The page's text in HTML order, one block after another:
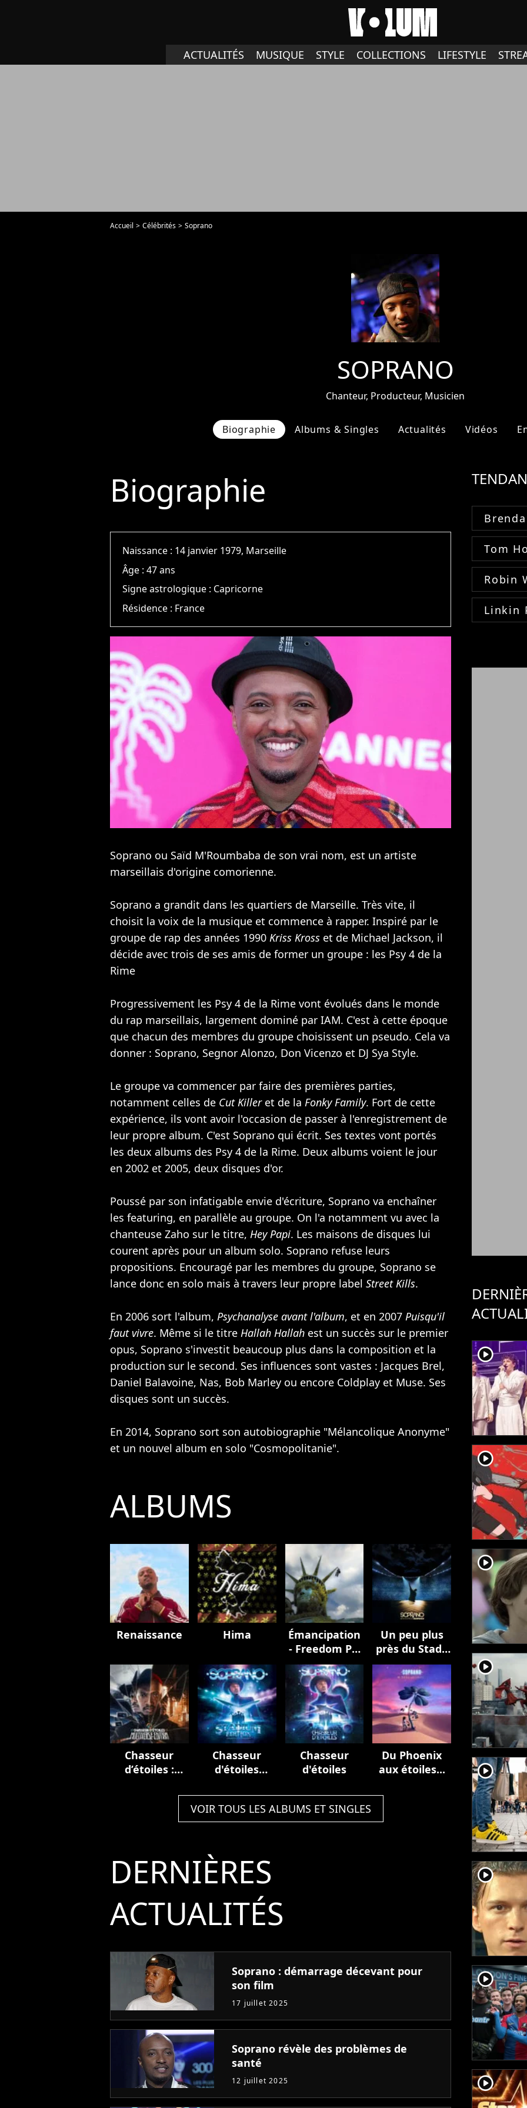
ACTUALITÉS MUSIQUE STYLE COLLECTIONS LIFESTYLE
Accueil Célébrités Soprano
SOPRANO
Chanteur, Producteur, Musicien
Biographie Albums & Singles Actualités Vidéos
Biographie
Naissance : 14 janvier 1979, Marseille
Âge :47 ans
Signe astrologique : Capricorne
Résidence : France
Soprano ou Saïd M'Roumbaba de son vrai nom, est un artiste
marseillais d'origine comorienne.
Soprano a grandit dans les quartiers de Marseille. Très vite, il
choisit la voix de la musique et commence à rapper. Inspiré par le
groupe de rap des années 1990 Kriss Kross et de Michael Jackson, il
décide avec trois de ses amis de former un groupe : les Psy 4 de la
Rime
Progressivement les Psy 4 de la Rime vont évolués dans le monde
du rap marseillais, largement dominé par IAM. C'est à cette époque
que chacun des membres du groupe choisissent un pseudo. Cela va
donner : Soprano, Segnor Alonzo, Don Vicenzo et DJ Sya Style.
Le groupe va commencer par faire des premières parties,
notamment celles de Cut Killeret de la Fonky Family. Fort de cette
expérience, ils vont avoir l'occasion de passer à l'enregistrement de
leur propre album. C'est Soprano qui écrit. Ses textes vont portés
les deux albums des Psy 4 de la Rime. Deux albums voient le jour
en 2002 et 2005, deux disques d'or.
Poussé par son infatigable envie d'écriture, Soprano va enchaîner
les featuring, en parallèle au groupe. On l'a notamment vu avec la
chanteuse Zaho sur le titre, Hey Papi. Les maisons de disques lui
courent après pour un album solo. Soprano refuse leurs
propositions. Encouragé par les membres du groupe, Soprano se
lance donc en solo mais à travers leur propre label Street Kills.
En 2006 sort l'album, Psychanalyse avant l'album, et en 2007 Puisqu'il
faut vivre. Même si le titre Hallah Hallah est un succès sur le premier
opus, Soprano s'investit beaucoup plus dans la composition et la
production sur le second. Ses influences sont vastes : Jacques Brel,
Daniel Balavoine, Nas, Bob Marley ou encore Coldplay et Muse. Ses
disques sont un succès.
En 2014, Soprano sort son autobiographie "Mélancolique Anonyme"
et un nouvel album en solo "Cosmopolitanie".
ALBUMS
Renaissance Hima
Émancipation
- Freedom Pt.
II
Un peu plus
près du Stade
de France
(Live au Stade
de France,
2023)
Chasseur
d’étoiles :
Chasseur
d'étoiles
Edition)
Chasseur
d'étoiles
Du Phoenix
aux étoiles...
VOIR TOUS LES ALBUMS ET SINGLES
DERNIÈRES
ACTUALITÉS
Soprano : démarrage décevant pour
son film
17 juillet 2025
Soprano révèle des problèmes de
santé
12 juillet 2025
Tom
Robin
Linkin
player2
player2
player2
player2
player2
player2
player2
player2